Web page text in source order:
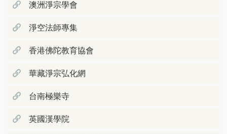
澳洲淨宗學會
淨空法師專集
香港佛陀教育協會
華藏淨宗弘化網
台南極樂寺
英國漢學院